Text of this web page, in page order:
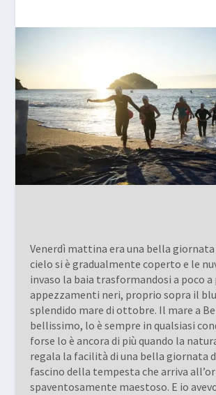
Venerdì mattina era una bella
cielo si è gradualmente coperto e le
invaso la baia trasformandosi a poco a
appezzamenti neri, proprio sopra il
splendido mare di ottobre. Il mare a
bellissimo, lo è sempre in qualsiasi
forse lo è ancora di più quando la
regala la facilità di una bella giornata
fascino della tempesta che arriva
spaventosamente maestoso. E io